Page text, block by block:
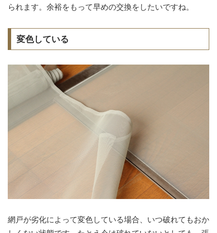
られます。余裕をもって早めの交換をしたいですね。
変色している
網戸が劣化によって変色している場合、いつ破れてもおか